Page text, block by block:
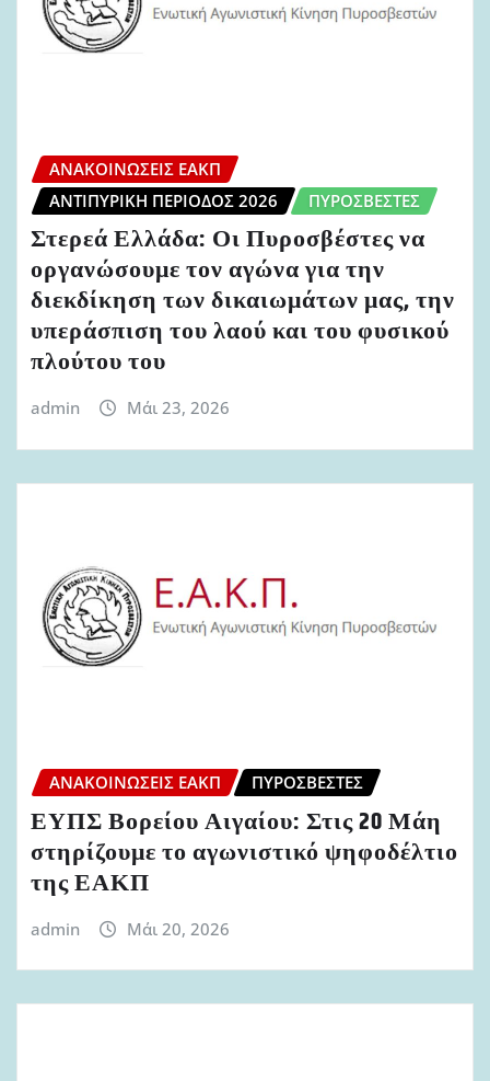
ΑΝΑΚΟΙΝΏΣΕΙΣ ΕΑΚΠ
ΑΝΤΙΠΥΡΙΚΉ ΠΕΡΊΟΔΟΣ 2026
ΠΥΡΟΣΒΈΣΤΕΣ
Στερεά Ελλάδα: Οι Πυροσβέστες να
οργανώσουμε τον αγώνα για την
διεκδίκηση των δικαιωμάτων μας, την
υπεράσπιση του λαού και του φυσικού
πλούτου του
admin Μάι 23, 2026
ΑΝΑΚΟΙΝΏΣΕΙΣ ΕΑΚΠ ΠΥΡΟΣΒΈΣΤΕΣ
ΕΥΠΣ Βορείου Αιγαίου: Στις 20 Μάη
στηρίζουμε το αγωνιστικό ψηφοδέλτιο
της ΕΑΚΠ
admin Μάι 20, 2026